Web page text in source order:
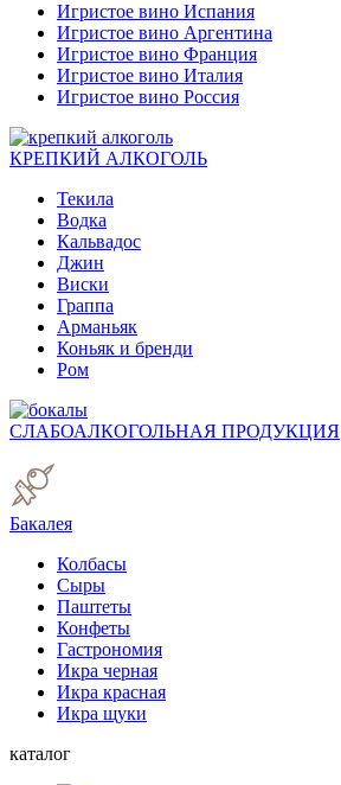
Игристое вино Испания
Игристое вино Аргентина
Игристое вино Франция
Игристое вино Италия
Игристое вино Россия
КРЕПКИЙ АЛКОГОЛЬ
Текила
Водка
Кальвадос
Джин
Виски
Граппа
Арманьяк
Коньяк и бренди
Ром
СЛАБОАЛКОГОЛЬНАЯ ПРОДУКЦИЯ
Бакалея
Колбасы
Сыры
Паштеты
Конфеты
Гастрономия
Икра черная
Икра красная
Икра щуки
каталог